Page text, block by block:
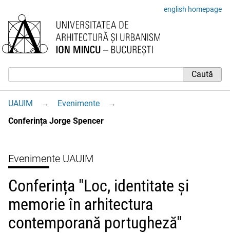
english homepage
UAUIM → Evenimente
→
Conferința Jorge Spencer
Evenimente UAUIM
Conferința "Loc, identitate și
memorie în arhitectura
contemporană portugheză"